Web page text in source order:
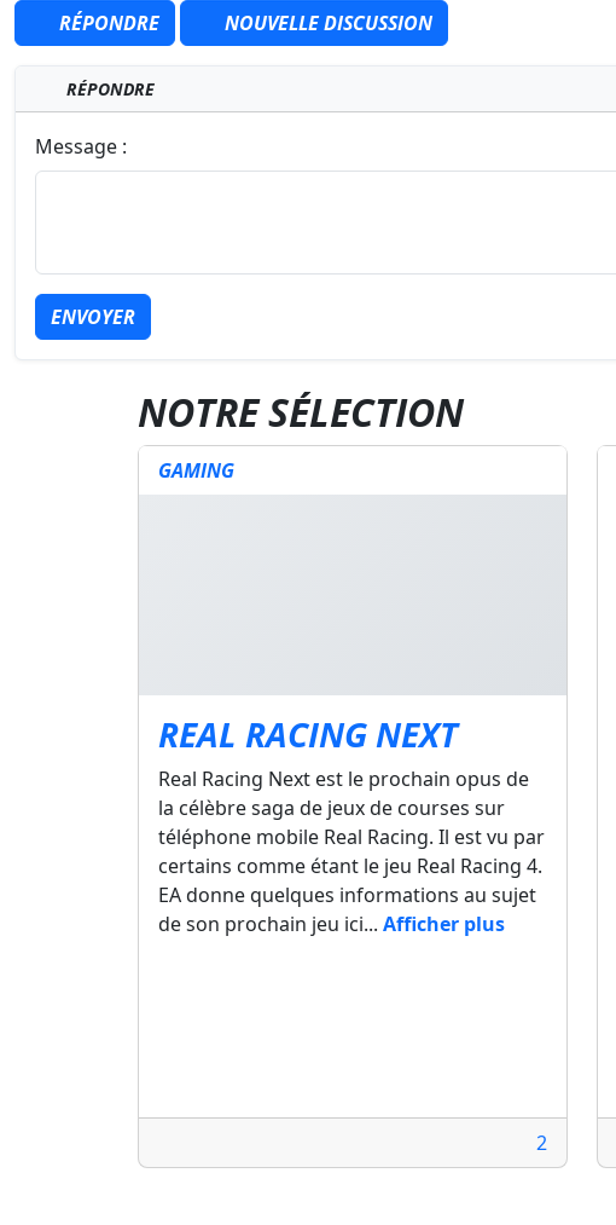
RÉPONDRE NOUVELLE DISCUSSION
RÉPONDRE
Message :
ENVOYER
NOTRE SÉLECTION
GAMING
REAL RACING NEXT
Real Racing Next est le prochain opus de
la célèbre saga de jeux de courses sur
téléphone mobile Real Racing. Il est vu par
certains comme étant le jeu Real Racing 4.
EA donne quelques informations au sujet
de son prochain jeu ici... Afficher plus
2